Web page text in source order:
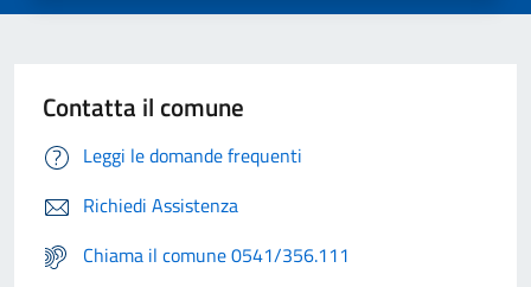
Contatta il comune
Leggi le domande frequenti
Richiedi Assistenza
Chiama il comune 0541/356.111